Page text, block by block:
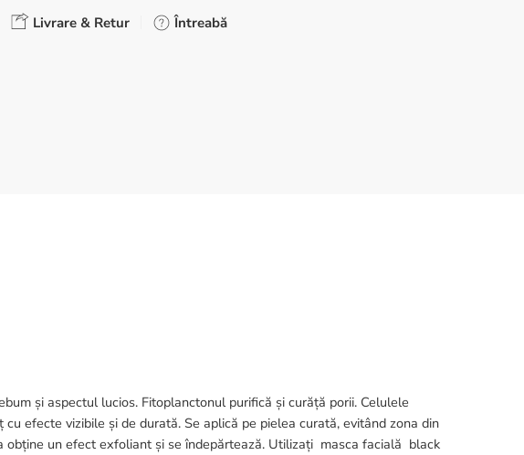
Livrare & Retur Întreabă
și aspectul lucios. Fitoplanctonul purifică și curăță porii. Celulele
efecte vizibile și de durată. Se aplică pe pielea curată, evitând zona din
obține un efect exfoliant și se îndepărtează. Utilizați masca facială black